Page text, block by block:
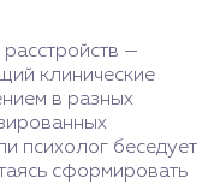
расстройств —
клинические
в разных
психолог беседует
сформировать